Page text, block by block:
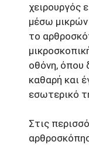
χειρουργός
μέσω μικρών
το
οθόνη, όπου
καθαρή και
εσωτερικό
Στις